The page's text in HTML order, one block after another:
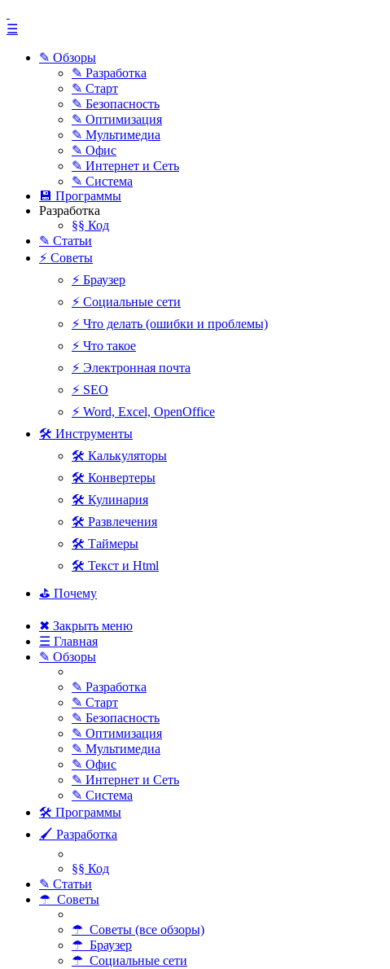
☰
✎ Обзоры
✎ Разработка
✎ Старт
✎ Безопасность
✎ Оптимизация
✎ Мультимедиа
✎ Офис
✎ Интернет и Сеть
✎ Система
💾 Программы
Разработка
§§ Код
✎ Статьи
⚡ Советы
⚡ Браузер
⚡ Социальные сети
⚡ Что делать (ошибки и проблемы)
⚡ Что такое
⚡ Электронная почта
⚡ SEO
⚡ Word, Excel, OpenOffice
🛠 Инструменты
🛠 Калькуляторы
🛠 Конвертеры
🛠 Кулинария
🛠 Развлечения
🛠 Таймеры
🛠 Текст и Html
⛳ Почему
✖ Закрыть меню
☰ Главная
✎ Обзоры
✎ Разработка
✎ Старт
✎ Безопасность
✎ Оптимизация
✎ Мультимедиа
✎ Офис
✎ Интернет и Сеть
✎ Система
🛠 Программы
🖌 Разработка
§§ Код
✎ Статьи
☂ Советы
☂ Советы (все обзоры)
☂ Браузер
☂ Социальные сети